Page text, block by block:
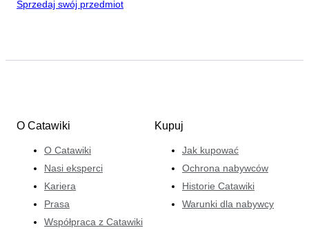
Sprzedaj swój przedmiot
O Catawiki
O Catawiki
Nasi eksperci
Kariera
Prasa
Współpraca z Catawiki
Kupuj
Jak kupować
Ochrona nabywców
Historie Catawiki
Warunki dla nabywcy